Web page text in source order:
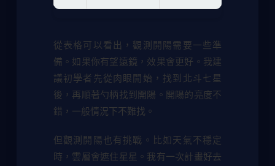
從表格可以看出，觀測開陽需要一些準
備。如果你有望遠鏡，效果會更好。我建
議初學者先從肉眼開始，找到北斗七星
後，再順著勺柄找到開陽。開陽的亮度不
錯，一般情況下不難找。
但觀測開陽也有挑戰。比如天氣不穩定
時，雲層會遮住星星。我有一次計畫好去